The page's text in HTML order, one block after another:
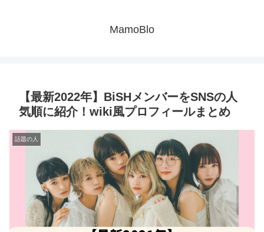
MamoBlo
【最新2022年】BiSHメンバーをSNSの人
気順に紹介！wiki風プロフィールまとめ
話題の人